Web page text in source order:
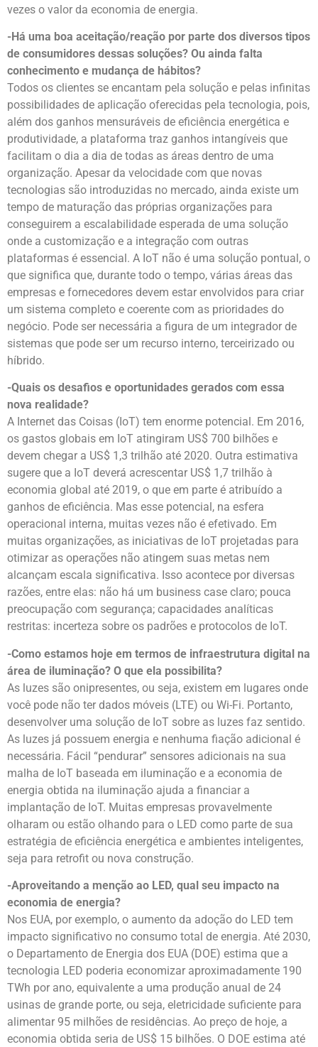
vezes o valor da economia de energia.
-Há uma boa aceitação/reação por parte dos diversos tipos
de consumidores dessas soluções? Ou ainda falta
conhecimento e mudança de hábitos?
Todos os clientes se encantam pela solução e pelas infinitas
possibilidades de aplicação oferecidas pela tecnologia, pois,
além dos ganhos mensuráveis de eficiência energética e
produtividade, a plataforma traz ganhos intangíveis que
facilitam o dia a dia de todas as áreas dentro de uma
organização. Apesar da velocidade com que novas
tecnologias são introduzidas no mercado, ainda existe um
tempo de maturação das próprias organizações para
conseguirem a escalabilidade esperada de uma solução
onde a customização e a integração com outras
plataformas é essencial. A IoT não é uma solução pontual, o
que significa que, durante todo o tempo, várias áreas das
empresas e fornecedores devem estar envolvidos para criar
um sistema completo e coerente com as prioridades do
negócio. Pode ser necessária a figura de um integrador de
sistemas que pode ser um recurso interno, terceirizado ou
híbrido.
-Quais os desafios e oportunidades gerados com essa
nova realidade?
A Internet das Coisas (IoT) tem enorme potencial. Em 2016,
os gastos globais em IoT atingiram US$ 700 bilhões e
devem chegar a US$ 1,3 trilhão até 2020. Outra estimativa
sugere que a IoT deverá acrescentar US$ 1,7 trilhão à
economia global até 2019, o que em parte é atribuído a
ganhos de eficiência. Mas esse potencial, na esfera
operacional interna, muitas vezes não é efetivado. Em
muitas organizações, as iniciativas de IoT projetadas para
otimizar as operações não atingem suas metas nem
alcançam escala significativa. Isso acontece por diversas
razões, entre elas: não há um business case claro; pouca
preocupação com segurança; capacidades analíticas
restritas: incerteza sobre os padrões e protocolos de IoT.
-Como estamos hoje em termos de infraestrutura digital na
área de iluminação? O que ela possibilita?
As luzes são onipresentes, ou seja, existem em lugares onde
você pode não ter dados móveis (LTE) ou Wi-Fi. Portanto,
desenvolver uma solução de IoT sobre as luzes faz sentido.
As luzes já possuem energia e nenhuma fiação adicional é
necessária. Fácil “pendurar” sensores adicionais na sua
malha de IoT baseada em iluminação e a economia de
energia obtida na iluminação ajuda a financiar a
implantação de IoT. Muitas empresas provavelmente
olharam ou estão olhando para o LED como parte de sua
estratégia de eficiência energética e ambientes inteligentes,
seja para retrofit ou nova construção.
-Aproveitando a menção ao LED, qual seu impacto na
economia de energia?
Nos EUA, por exemplo, o aumento da adoção do LED tem
impacto significativo no consumo total de energia. Até 2030,
o Departamento de Energia dos EUA (DOE) estima que a
tecnologia LED poderia economizar aproximadamente 190
TWh por ano, equivalente a uma produção anual de 24
usinas de grande porte, ou seja, eletricidade suficiente para
alimentar 95 milhões de residências. Ao preço de hoje, a
economia obtida seria de US$ 15 bilhões. O DOE estima até